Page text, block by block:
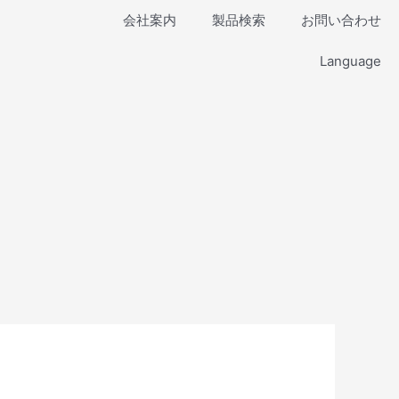
会社案内 製品検索 お問い合わせ
Language